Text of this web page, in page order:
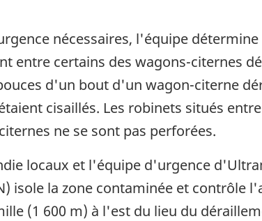
nécessaires, l'équipe détermine
entre certains des wagons-citernes
d'un bout d'un wagon-citerne
cisaillés. Les robinets situés
ne se sont pas perforées.
locaux et l'équipe d'urgence
isole la zone contaminée et contrôle
(1 600 m) à l'est du lieu du